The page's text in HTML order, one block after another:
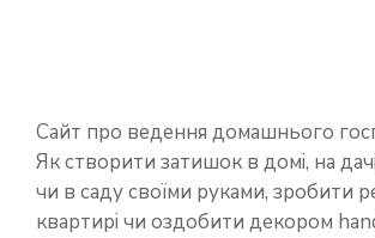
Сайт про ведення домашнього
Як створити затишок в домі, на
чи в саду своїми руками, зробити
квартирі чи оздобити декором